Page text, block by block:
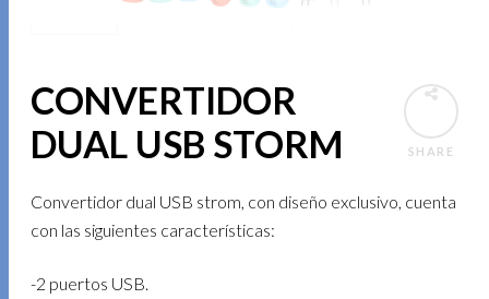
SHARE
CONVERTIDOR
DUAL USB STORM
Convertidor dual USB strom, con diseño exclusivo, cuenta
con las siguientes características:
-2 puertos USB.